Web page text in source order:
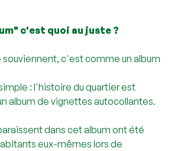
c'est quoi au juste ?
souviennent, c'est comme un album
: l'histoire du quartier est
album de vignettes autocollantes.
dans cet album ont été
eux-mêmes lors de